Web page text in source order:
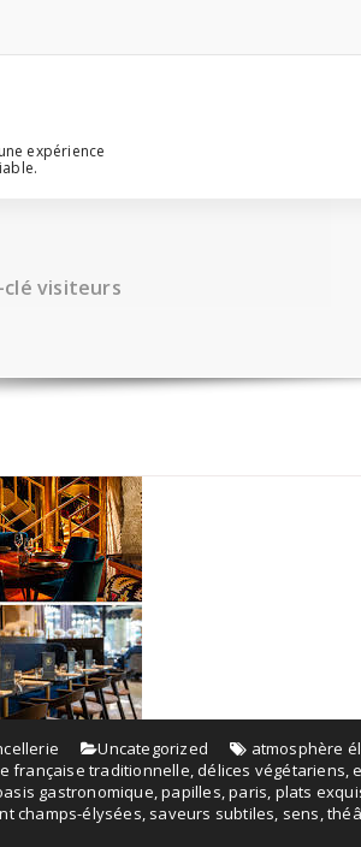
expérience
visiteurs
Uncategorized atmosphère
française traditionnelle,délices végétariens,
gastronomique,papilles,paris, plats
champs-élysées, saveurs subtiles, sens,